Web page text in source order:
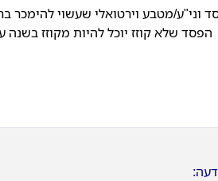
וני"ע/מטבע וירטואלי שעשוי להימכר
שלא קוזז יוכל להיות מקוזז בשנה